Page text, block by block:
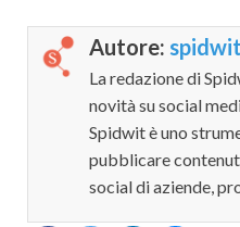
Autore:
La redazione di
novità su social
Spidwit è uno
pubblicare
social di aziende,